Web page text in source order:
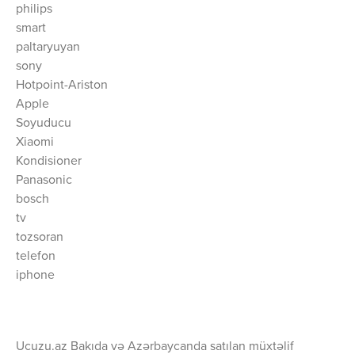
philips
smart
paltaryuyan
sony
Hotpoint-Ariston
Apple
Soyuducu
Xiaomi
Kondisioner
Panasonic
bosch
tv
tozsoran
telefon
iphone
Ucuzu.az Bakıda və Azərbaycanda satılan müxtəlif